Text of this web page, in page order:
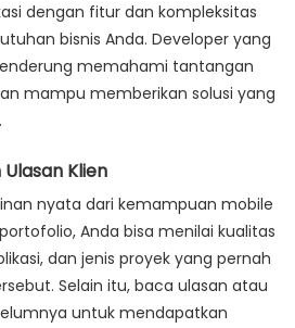
dengan fitur dan kompleksitas
bisnis Anda. Developer yang
memahami tantangan
mampu memberikan solusi yang
Klien
nyata dari kemampuan mobile
Anda bisa menilai kualitas
dan jenis proyek yang pernah
Selain itu, baca ulasan atau
untuk mendapatkan